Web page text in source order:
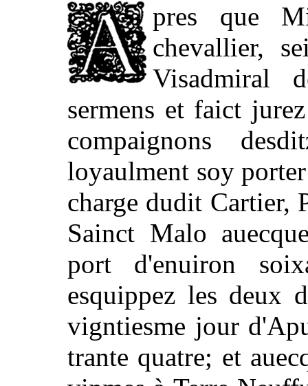
pres que
chevallier,
Visadmiral
sermens et faict
compaignons
loyaulment soy
charge dudit Cartier,
Sainct Malo
port d'enuiron
esquippez les deux
vigntiesme jour
trante quatre; et